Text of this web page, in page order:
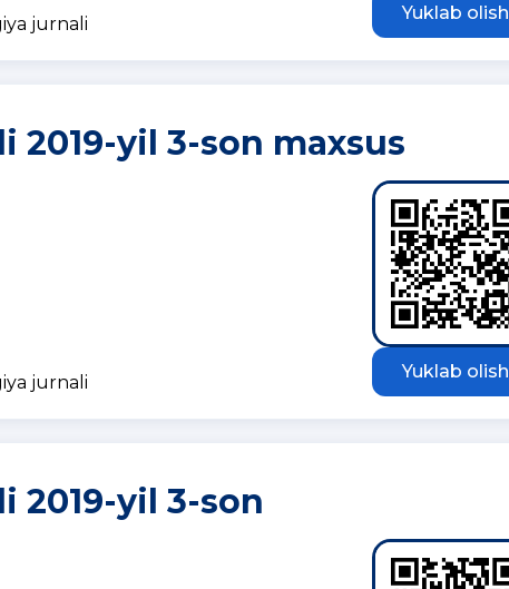
jurnali
Yuklab olish
2019-yil 3-son maxsus
jurnali
Yuklab olish
2019-yil 3-son